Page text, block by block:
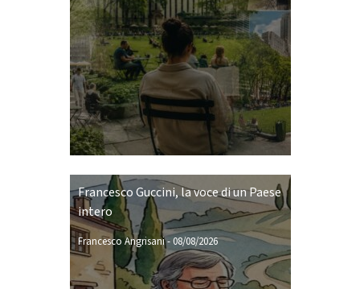
Francesco Guccini, la voce di un Paese
intero
Francesco Angrisani-08/08/2026